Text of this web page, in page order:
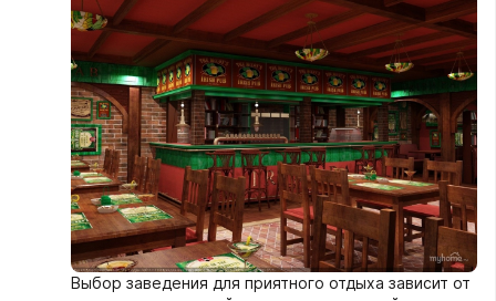
Выбор заведения для приятного отдыха зависит от